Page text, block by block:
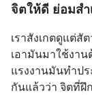
จิตให้ดี ย่อมสำ
เราสังเกตดูแต่สั
เอามันมาใช้งาน
แรงงานมันทำป
กันแล้วว่า จิตที่